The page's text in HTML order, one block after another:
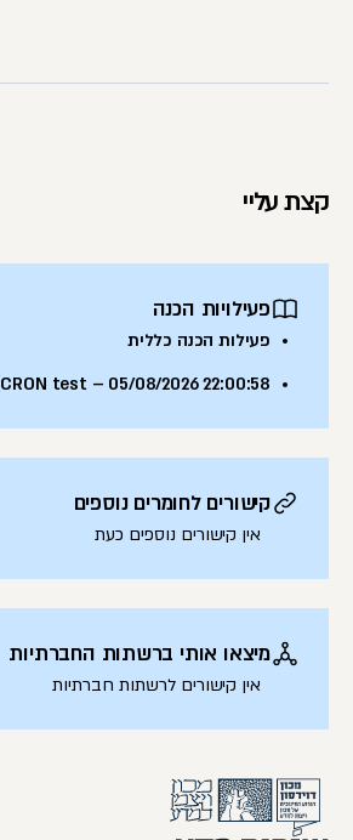
קצת עליי
פעילויות הכנה
פעילות הכנה כללית
CRON test – 05/08/2026 22:00:58
קישורים לחומרים נוספים
אין קישורים נוספים כעת
מיצאו אותי ברשתות החברתיות
אין קישורים לרשתות חברתיות